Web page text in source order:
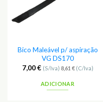
Bico Maleável p/ aspiração
VG DS170
7,00€ (S/Iva) 8,61 €(C/Iva)
ADICIONAR